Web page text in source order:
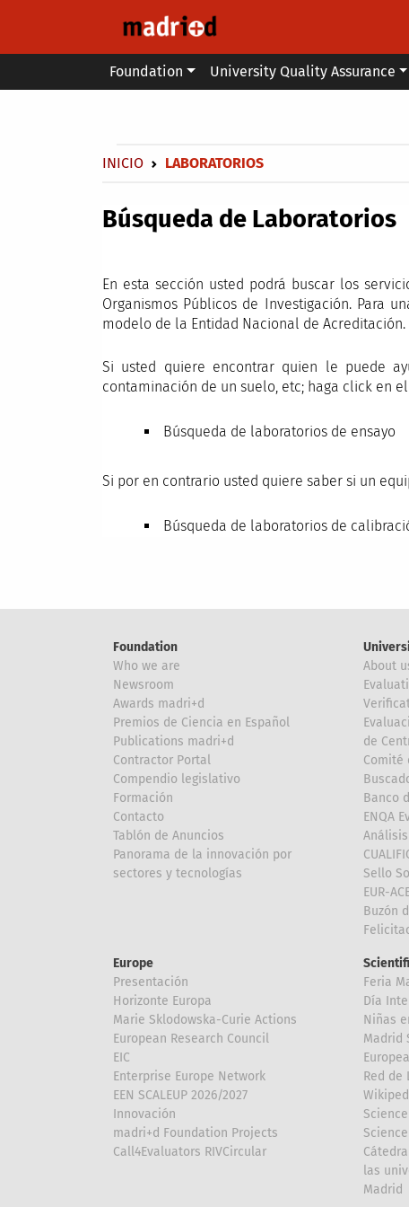
Main menu
Foundation University Quality Assurance
Breadcrumb
INICIO LABORATORIOS
Búsqueda de Laboratorios
En esta sección usted podrá buscar los
Organismos Públicos de Investigación. Para
modelo de la Entidad Nacional de Acreditación.
Si usted quiere encontrar quien le puede
contaminación de un suelo, etc; haga click en
Búsqueda de laboratorios de ensayo
Si por en contrario usted quiere saber si un
Búsqueda de laboratorios de
Foundation
Who we are
Newsroom
Awards madri+d
Premios de Ciencia en Español
Publications madri+d
Contractor Portal
Compendio legislativo
Formación
Contacto
Tablón de Anuncios
Panorama de la innovación por
sectores y tecnologías
About
de
Comité
Banco
ENQA
Sello
EUR-
Buzón
Europe
Presentación
Horizonte Europa
Marie Sklodowska-Curie Actions
European Research Council
EIC
Enterprise Europe Network
EEN SCALEUP 2026/2027
Innovación
madri+d Foundation Projects
Call4Evaluators RIVCircular
Feria
Día
Niñas
Madrid
Red de
las
Madrid